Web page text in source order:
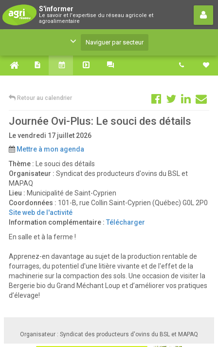
S'informer
Le savoir et l'expertise du réseau agricole et
agroalimentaire
Le savoir et l'expertise du réseau agricole et
agroalimentaire
Naviguer par secteur
Retour au calendrier
Journée Ovi-Plus: Le souci des détails
Le vendredi 17 juillet 2026
Mettre à mon agenda
Thème :
Le souci des détails
Organisateur : Syndicat des producteurs d'ovins du BSL et
MAPAQ
Lieu : Municipalité de Saint-Cyprien
Coordonnées : 101-B, rue Collin Saint-Cyprien (Québec) G0L 2P0
Site web de l'activité
Information complémentaire : Télécharger
En salle et à la ferme !
Apprenez-en davantage au sujet de la production rentable de
fourrages, du potentiel d'une litière vivante et de l'effet de la
machinerie sur la compaction des sols. Une occasion de visiter la
Bergerie bio du Grand Méchant Loup et d’améliorer vos pratiques
d’élevage!
Organisateur : Syndicat des producteurs d'ovins du BSL et MAPAQ